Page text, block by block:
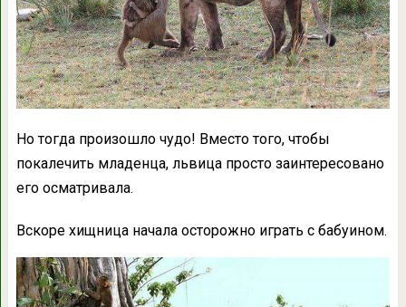
Но тогда произошло чудо! Вместо того, чтобы
покалечить младенца, львица просто заинтересовано
его осматривала.
Вскоре хищница начала осторожно играть с бабуином.